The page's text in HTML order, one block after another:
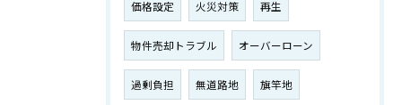
価格設定 火災対策 再生
物件売却トラブル オーバーローン
過剰負担 無道路地 旗竿地